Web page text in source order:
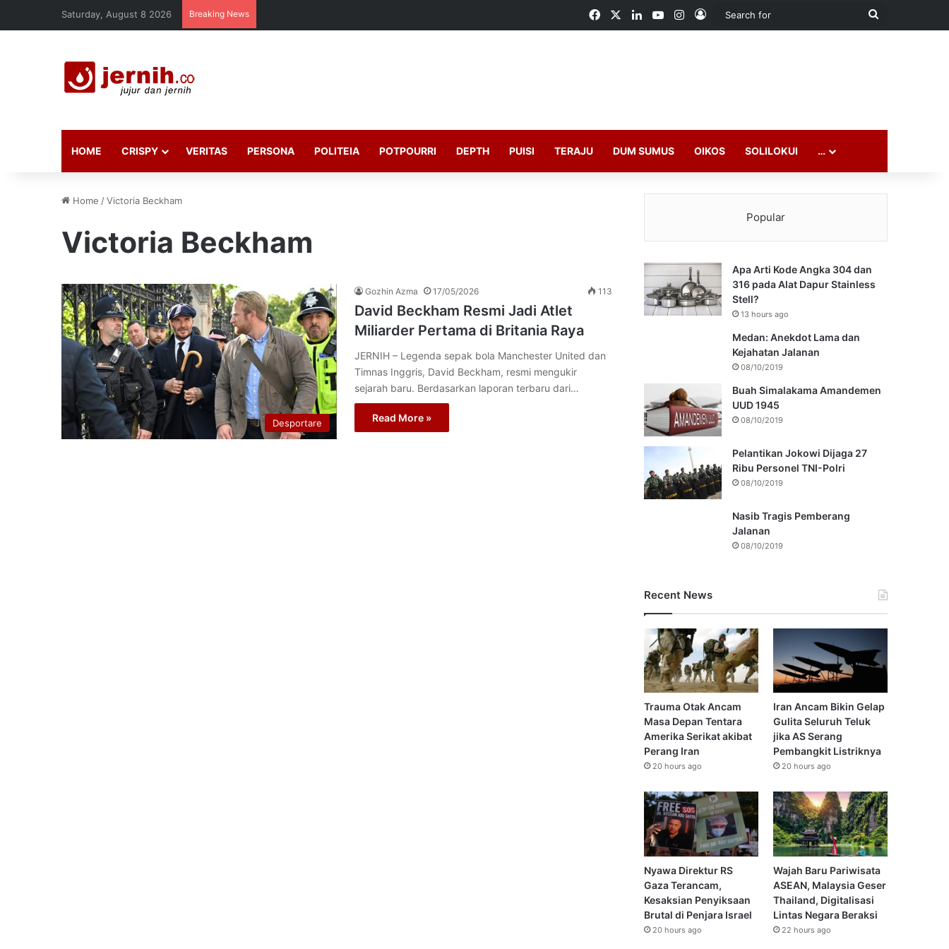
Saturday, August 8 2026 Breaking News FacebookLinkedInYouTubeInstagram
Log In
Search
HOME CRISPY VERITAS PERSONA POLITEIA POTPOURRI DEPTH PUISI TERAJU DUM SUMUS OIKOS SOLILOKUI …
Home /Victoria Beckham
Victoria Beckham
Desportare
Gozhin Azma 17/05/2026 113
David Beckham Resmi Jadi Atlet
Miliarder Pertama di Britania Raya
JERNIH – Legenda sepak bola Manchester United dan
Timnas Inggris, David Beckham, resmi mengukir
sejarah baru. Berdasarkan laporan terbaru dari…
Read More »
Popular
Apa Arti Kode Angka 304 dan
316 pada Alat Dapur Stainless
Stell?
13 hours ago
Medan: Anekdot Lama dan
Kejahatan Jalanan
08/10/2019
Buah Simalakama Amandemen
UUD 1945
08/10/2019
Pelantikan Jokowi Dijaga 27
Ribu Personel TNI-Polri
08/10/2019
Nasib Tragis Pemberang
Jalanan
08/10/2019
Recent News
Trauma Otak Ancam
Masa Depan Tentara
Amerika Serikat akibat
Perang Iran
20 hours ago
Iran Ancam Bikin Gelap
Gulita Seluruh Teluk
jika AS Serang
Pembangkit Listriknya
20 hours ago
Nyawa Direktur RS
Gaza Terancam,
Kesaksian Penyiksaan
Brutal di Penjara Israel
20 hours ago
Wajah Baru Pariwisata
ASEAN, Malaysia Geser
Thailand, Digitalisasi
Lintas Negara Beraksi
22 hours ago